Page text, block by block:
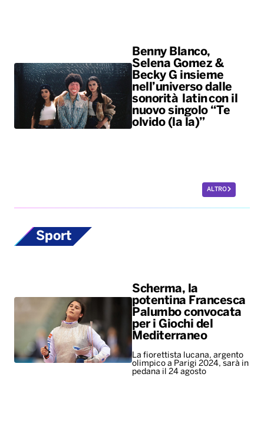
Benny Blanco,
Selena Gomez &
Becky G insieme
nell’universo dalle
sonorità latin con il
nuovo singolo “Te
olvido (la la)”
ALTRO
Sport
Scherma, la
potentina Francesca
Palumbo convocata
per i Giochi del
Mediterraneo
La fiorettista lucana, argento
olimpico a Parigi 2024, sarà in
pedana il 24 agosto